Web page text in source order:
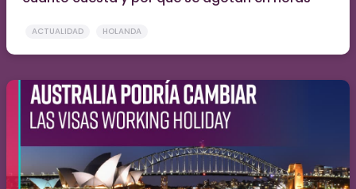
ACTUALIDAD HOLANDA